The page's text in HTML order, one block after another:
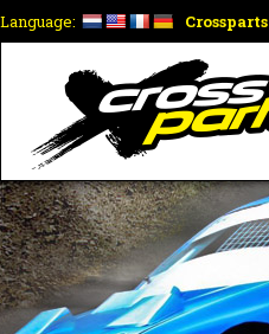
Language: Crossparts